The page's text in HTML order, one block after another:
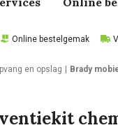
Online bestelgemak
en opslag Brady